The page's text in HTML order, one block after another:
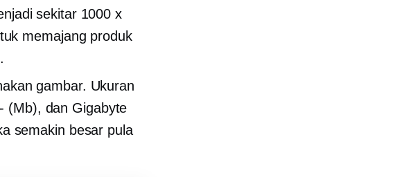
sekitar 1000 x
memajang produk
gambar. Ukuran
(Mb), dan Gigabyte
semakin besar pula